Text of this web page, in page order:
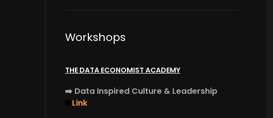
Workshops
THE DATA ECONOMIST ACADEMY
➡️ Data Inspired Culture & Leadership
Link